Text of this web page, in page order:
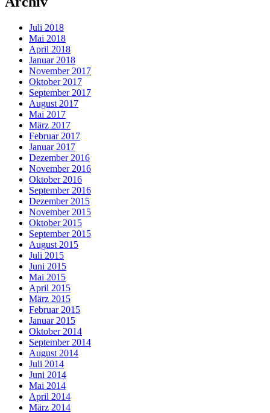
Juli 2018
Mai 2018
April 2018
Januar 2018
November 2017
Oktober 2017
September 2017
August 2017
Mai 2017
März 2017
Februar 2017
Januar 2017
Dezember 2016
November 2016
Oktober 2016
September 2016
Dezember 2015
November 2015
Oktober 2015
September 2015
August 2015
Juli 2015
Juni 2015
Mai 2015
April 2015
März 2015
Februar 2015
Januar 2015
Oktober 2014
September 2014
August 2014
Juli 2014
Juni 2014
Mai 2014
April 2014
März 2014